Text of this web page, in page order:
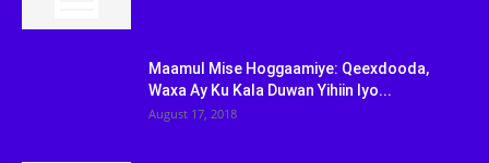
Maamul Mise Hoggaamiye: Qeexdooda,
Waxa Ay Ku Kala Duwan Yihiin Iyo...
August 17, 2018